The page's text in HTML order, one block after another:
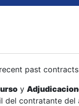
past
y
contratante del